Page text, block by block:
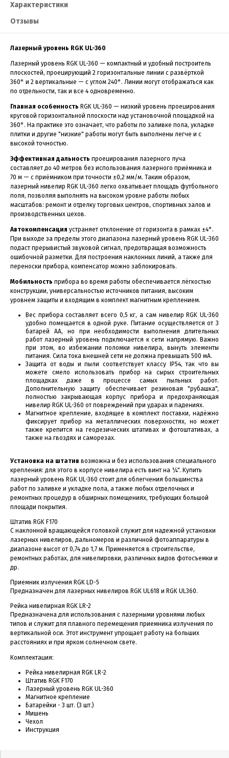
Характеристики
Отзывы
Лазерный уровень RGK UL-360
Лазерный уровень RGK UL-360 — компактный и удобный построитель
плоскостей, проецирующий 2 горизонтальные линии с развёрткой
360° и 2 вертикальные — с углом 240°. Линии могут отображаться как
по отдельности, так и все 4 одновременно.
Главная особенность RGK UL-360 — низкий уровень проецирования
круговой горизонтальной плоскости над установочной площадкой на
360°. На практике это означает, что работы по заливке пола, укладке
плитки и другие "низкие" работы могут быть выполнены легче и с
высокой точностью.
Эффективная дальность проецирования лазерного луча
составляет до 40 метров без использования лазерного приёмника и
70 м — с приёмником при точности ±0,2 мм/м. Таким образом,
лазерный нивелир RGK UL-360 легко охватывает площадь футбольного
поля, позволяя выполнять на высоком уровне работы любых
масштабов: ремонт и отделку торговых центров, спортивных залов и
производственных цехов.
Автокомпенсация устраняет отклонение от горизонта в рамках ±4°.
При выходе за пределы этого диапазона лазерный уровень RGK UL-360
подаст прерывистый звуковой сигнал, предотвращая возможность
ошибочной разметки. Для построения наклонных линий, а также для
переноски прибора, компенсатор можно заблокировать.
Мобильность прибора во время работы обеспечивается лёгкостью
конструкции, универсальностью источников питания, высоким
уровнем защиты и входящим в комплект магнитным креплением.
Вес прибора составляет всего 0,5 кг, а сам нивелир RGK UL-360
удобно помещается в одной руке. Питание осуществляется от 3
батарей АА, но при необходимости выполнения длительных
работ лазерный уровень подключается к сети напрямую. Важно
при этом, во избежании поломки нивелира, вынуть элементы
питания. Сила тока внешней сети не должна превышать 500 мА.
Защита от воды и пыли соответствует классу IP54, так что вы
можете смело использовать прибор на сырых строительных
площадках даже в процессе самых пыльных работ.
Дополнительную защиту обеспечивает резиновая "рубашка",
полностью закрывающая корпус прибора и предохраняющая
нивелир RGK UL-360 от повреждений при ударах и падениях.
Магнитное крепление, входящее в комплект поставки, надёжно
фиксирует прибор на металлических поверхностях, но может
также крепится на геодезических штативах и фотоштативах, а
также на гвоздях и саморезах.
Установка на штатив возможна и без использования специального
крепления: для этого в корпусе нивелира есть винт на ¼". Купить
лазерный уровень RGK UL-360 стоит для облегчения большинства
работ по заливке и укладке пола, а также любых отделочных и
ремонтных процедур в обширных помещениях, требующих большой
площади покрытия.
Штатив RGK F170
C наклонной вращающейся головкой служит для надежной установки
лазерных нивелиров, дальномеров и различной фотоаппаратуры в
диапазоне высот от 0,74 до 1,7 м. Применяется в строительстве,
ремонтных работах, для нивелировки, различных видов фотосъемки и
др.
Приемник излучения RGK LD-5
Предназначен для лазерных нивелиров RGK UL618 и RGK UL360.
Рейка нивелирная RGK LR-2
Предназначена для использования с лазерными уровнями любых
типов и служит для плавного перемещения приемника излучения по
вертикальной оси. Этот инструмент упрощает работу на больших
расстояниях и при ярком солнечном свете.
Комплектация:
Рейка нивелирная RGK LR-2
Штатив RGK F170
Лазерный уровень RGK UL-360
Магнитное крепление
Батарейки - 3 шт. (3 шт.)
Мишень
Чехол
Инструкция